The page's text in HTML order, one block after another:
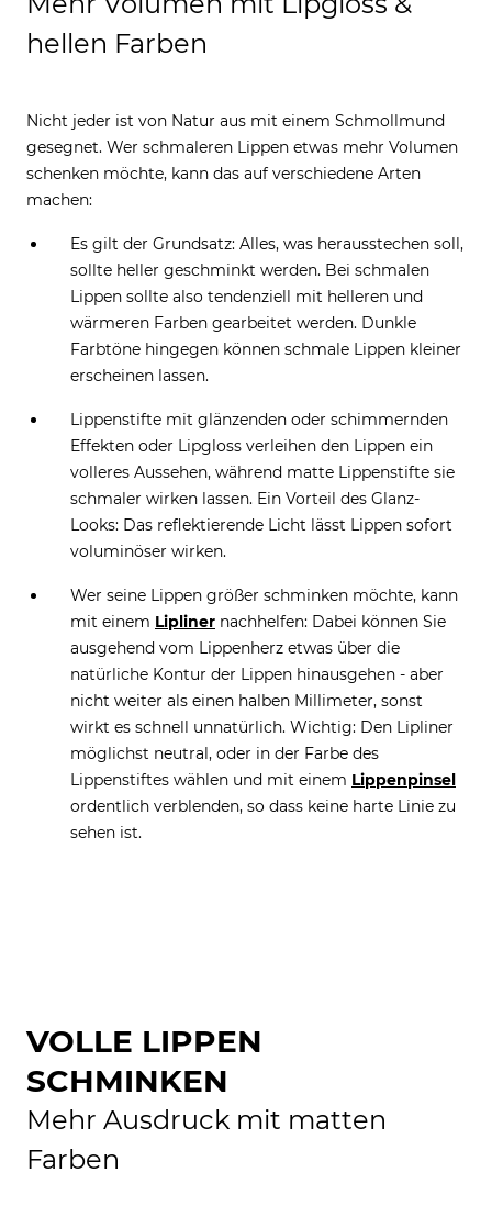
oder Pink um einen ausdrucksstarken Look
zu kreieren.
Lippenstift im angesagten Toffee-Ton, zarten Rosé oder
Pfirsich eignen sich ideal, um einen natürlichen und
eleganten Look zu erzielen. Hier kann auch zu einer
leichten Textur gegriffen werden, welche Pflege mit
ist.
hellen Farben
Nicht jeder ist von Natur aus mit einem Schmollmund
gesegnet. Wer schmaleren Lippen etwas mehr Volumen
schenken möchte, kann das auf verschiedene Arten
machen:
Es gilt der Grundsatz: Alles, was herausstechen soll,
sollte heller geschminkt werden. Bei schmalen
Lippen sollte also tendenziell mit helleren und
wärmeren Farben gearbeitet werden. Dunkle
Farbtöne hingegen können schmale Lippen kleiner
erscheinen lassen.
Lippenstifte mit glänzenden oder schimmernden
Effekten oder Lipgloss verleihen den Lippen ein
volleres Aussehen, während matte Lippenstifte sie
schmaler wirken lassen. Ein Vorteil des Glanz-
Looks: Das reflektierende Licht lässt Lippen sofort
voluminöser wirken.
Wer seine Lippen größer schminken möchte, kann
mit einem Lipliner nachhelfen: Dabei können Sie
ausgehend vom Lippenherz etwas über die
natürliche Kontur der Lippen hinausgehen - aber
nicht weiter als einen halben Millimeter, sonst
wirkt es schnell unnatürlich. Wichtig: Den Lipliner
möglichst neutral, oder in der Farbe des
Lippenstiftes wählen und mit einem Lippenpinsel
ordentlich verblenden, so dass keine harte Linie zu
sehen ist.
VOLLE LIPPEN
SCHMINKEN
Mehr Ausdruck mit matten
Farben